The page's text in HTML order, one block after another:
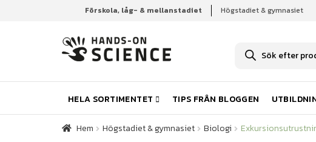
Förskola, låg- & mellanstadiet Högstadiet & gymnasiet
u
k
t
s
ö
k
HELA SORTIMENTET TIPS FRÅN BLOGGEN
Hem Högstadiet & gymnasiet Biologi
Hem Högstadiet & gymnasiet Biologi